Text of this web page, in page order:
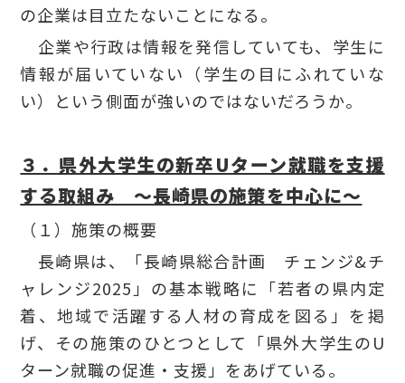
の企業は目立たないことになる。
企業や行政は情報を発信していても、学生に
情報が届いていない（学生の目にふれていな
い）という側面が強いのではないだろうか。
３．県外大学生の新卒Uターン就職を支援
する取組み ～長崎県の施策を中心に～
（１）施策の概要
長崎県は、「長崎県総合計画 チェンジ&チ
ャレンジ2025」の基本戦略に「若者の県内定
着、地域で活躍する人材の育成を図る」を掲
げ、その施策のひとつとして 「県外大学生のU
ターン就職の促進・支援」 をあげている。